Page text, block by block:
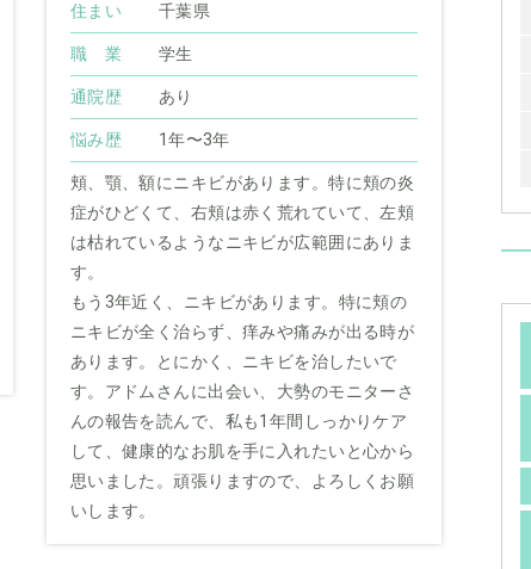
住まい 千葉県
職 業 学生
通院歴 あり
悩み歴 1年〜3年
頬、顎、額にニキビがあります。特に頬の炎
症がひどくて、右頬は赤く荒れていて、左頬
は枯れているようなニキビが広範囲にありま
す。
もう3年近く、ニキビがあります。特に頬の
ニキビが全く治らず、痒みや痛みが出る時が
あります。とにかく、ニキビを治したいで
す。アドムさんに出会い、大勢のモニターさ
んの報告を読んで、私も1年間しっかりケア
して、健康的なお肌を手に入れたいと心から
思いました。頑張りますので、よろしくお願
いします。